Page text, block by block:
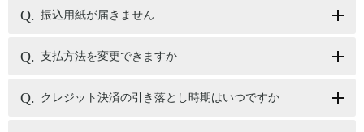
振込用紙が届きません
支払方法を変更できますか
クレジット決済の引き落とし時期はいつですか